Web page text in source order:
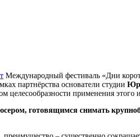
Международный фестиваль «Дни
партнёрства основатели студии
целесообразности применения этого
готовящимся снимать